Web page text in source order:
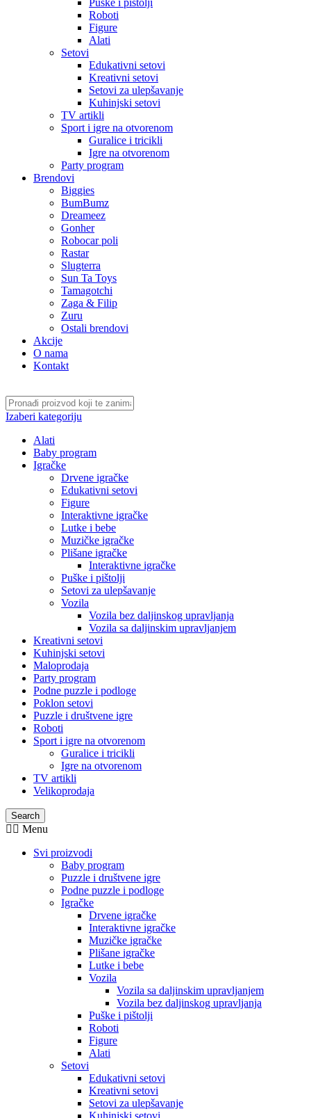
Puške i pištolji
Roboti
Figure
Alati
Setovi
Edukativni setovi
Kreativni setovi
Setovi za ulepšavanje
Kuhinjski setovi
TV artikli
Sport i igre na otvorenom
Guralice i tricikli
Igre na otvorenom
Party program
Brendovi
Biggies
BumBumz
Dreameez
Gonher
Robocar poli
Rastar
Slugterra
Sun Ta Toys
Tamagotchi
Zaga & Filip
Zuru
Ostali brendovi
Akcije
O nama
Kontakt
Izaberi kategoriju
Alati
Baby program
Igračke
Drvene igračke
Edukativni setovi
Figure
Interaktivne igračke
Lutke i bebe
Muzičke igračke
Plišane igračke
Interaktivne igračke
Puške i pištolji
Setovi za ulepšavanje
Vozila
Vozila bez daljinskog upravljanja
Vozila sa daljinskim upravljanjem
Kreativni setovi
Kuhinjski setovi
Maloprodaja
Party program
Podne puzzle i podloge
Poklon setovi
Puzzle i društvene igre
Roboti
Sport i igre na otvorenom
Guralice i tricikli
Igre na otvorenom
TV artikli
Velikoprodaja
Search
Menu
Svi proizvodi
Baby program
Puzzle i društvene igre
Podne puzzle i podloge
Igračke
Drvene igračke
Interaktivne igračke
Muzičke igračke
Plišane igračke
Lutke i bebe
Vozila
Vozila sa daljinskim upravljanjem
Vozila bez daljinskog upravljanja
Puške i pištolji
Roboti
Figure
Alati
Setovi
Edukativni setovi
Kreativni setovi
Setovi za ulepšavanje
Kuhinjski setovi